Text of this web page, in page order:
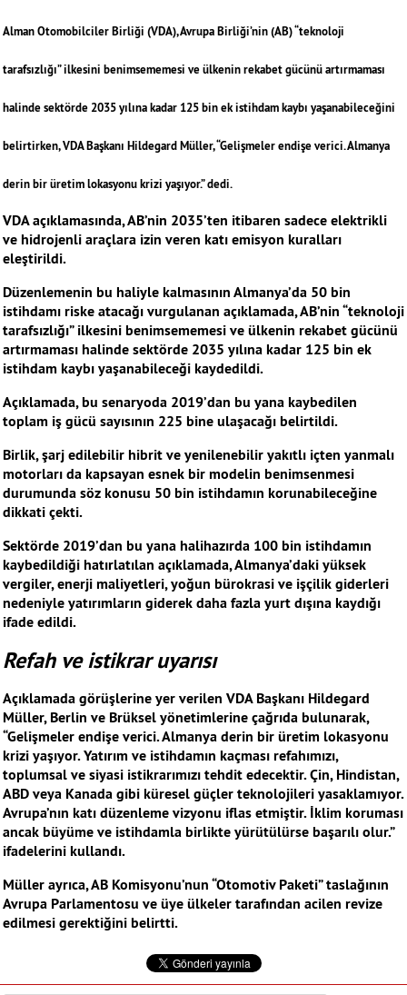
Alman Otomobilciler Birliği (VDA), Avrupa Birliği’nin (AB) “teknoloji
tarafsızlığı” ilkesini benimsememesi ve ülkenin rekabet gücünü artırmaması
halinde sektörde 2035 yılına kadar 125 bin ek istihdam kaybı yaşanabileceğini
belirtirken, VDA Başkanı Hildegard Müller, “Gelişmeler endişe verici. Almanya
derin bir üretim lokasyonu krizi yaşıyor.” dedi.
VDA açıklamasında, AB’nin 2035’ten itibaren sadece elektrikli
ve hidrojenli araçlara izin veren katı emisyon kuralları
eleştirildi.
Düzenlemenin bu haliyle kalmasının Almanya’da 50 bin
istihdamı riske atacağı vurgulanan açıklamada, AB’nin “teknoloji
tarafsızlığı” ilkesini benimsememesi ve ülkenin rekabet gücünü
artırmaması halinde sektörde 2035 yılına kadar 125 bin ek
istihdam kaybı yaşanabileceği kaydedildi.
Açıklamada, bu senaryoda 2019’dan bu yana kaybedilen
toplam iş gücü sayısının 225 bine ulaşacağı belirtildi.
Birlik, şarj edilebilir hibrit ve yenilenebilir yakıtlı içten yanmalı
motorları da kapsayan esnek bir modelin benimsenmesi
durumunda söz konusu 50 bin istihdamın korunabileceğine
dikkati çekti.
Sektörde 2019’dan bu yana halihazırda 100 bin istihdamın
kaybedildiği hatırlatılan açıklamada, Almanya’daki yüksek
vergiler, enerji maliyetleri, yoğun bürokrasi ve işçilik giderleri
nedeniyle yatırımların giderek daha fazla yurt dışına kaydığı
ifade edildi.
Refah ve istikrar uyarısı
Açıklamada görüşlerine yer verilen VDA Başkanı Hildegard
Müller, Berlin ve Brüksel yönetimlerine çağrıda bulunarak,
“Gelişmeler endişe verici. Almanya derin bir üretim lokasyonu
krizi yaşıyor. Yatırım ve istihdamın kaçması refahımızı,
toplumsal ve siyasi istikrarımızı tehdit edecektir. Çin, Hindistan,
ABD veya Kanada gibi küresel güçler teknolojileri yasaklamıyor.
Avrupa’nın katı düzenleme vizyonu iflas etmiştir. İklim koruması
ancak büyüme ve istihdamla birlikte yürütülürse başarılı olur.”
ifadelerini kullandı.
Müller ayrıca, AB Komisyonu’nun “Otomotiv Paketi” taslağının
Avrupa Parlamentosu ve üye ülkeler tarafından acilen revize
edilmesi gerektiğini belirtti.